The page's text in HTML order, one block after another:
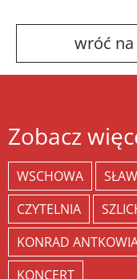
wróć na
Zobacz
WSCHOWA
CZYTELNIA
KONRAD
KONCERT